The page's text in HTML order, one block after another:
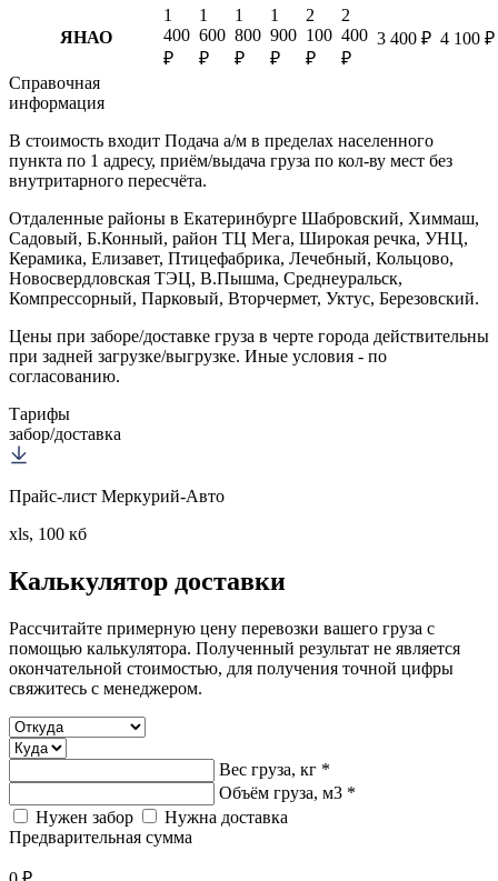
ЯНАО
1
400
₽
1
600
₽
1
800
₽
1
900
₽
2
100
₽
2
400
₽
3 400 ₽ 4 100 ₽
Справочная
информация
В стоимость входит Подача а/м в пределах населенного
пункта по 1 адресу, приём/выдача груза по кол-ву мест без
внутритарного пересчёта.
Отдаленные районы в Екатеринбурге Шабровский, Химмаш,
Садовый, Б.Конный, район ТЦ Мега, Широкая речка, УНЦ,
Керамика, Елизавет, Птицефабрика, Лечебный, Кольцово,
Новосвердловская ТЭЦ, В.Пышма, Среднеуральск,
Компрессорный, Парковый, Вторчермет, Уктус, Березовский.
Цены при заборе/доставке груза в черте города действительны
при задней загрузке/выгрузке. Иные условия - по
согласованию.
Тарифы
забор/доставка
Прайс-лист Меркурий-Авто
xls, 100 кб
Калькулятор доставки
Рассчитайте примерную цену перевозки вашего груза с
помощью калькулятора. Полученный результат не является
окончательной стоимостью, для получения точной цифры
свяжитесь с менеджером.
Вес груза, кг *
Объём груза, м3 *
Нужен забор
Нужна доставка
Предварительная сумма